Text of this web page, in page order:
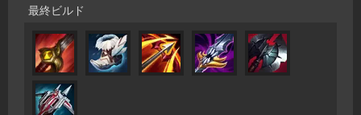
最終ビルド